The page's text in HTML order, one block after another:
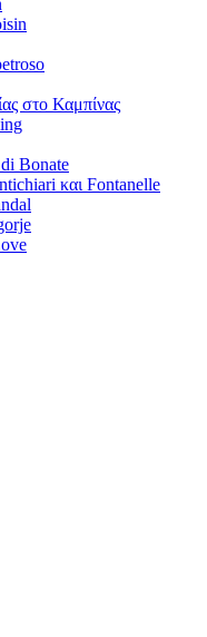
στο Καμπίνας
di Bonate
και Fontanelle